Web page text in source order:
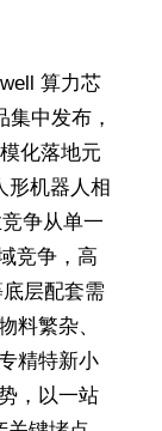
算力芯
中发布，
化落地元
形机器人相
争从单一
竞争，高
层配套需
料繁杂、
精特新小
，以一站